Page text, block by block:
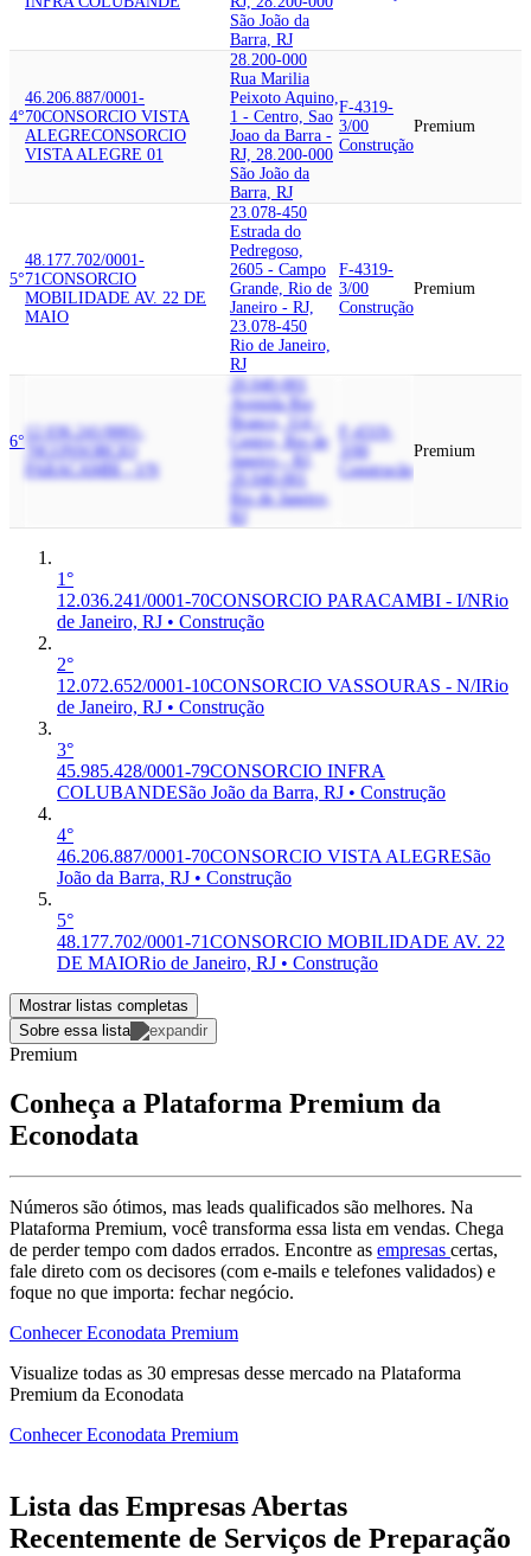
São João da
Barra, RJ
4°
46.206.887/0001-
70CONSORCIO VISTA
ALEGRECONSORCIO
VISTA ALEGRE 01
28.200-000
Rua Marilia
Peixoto Aquino,
1 - Centro, Sao
Joao da Barra -
RJ, 28.200-000
São João da
Barra, RJ
F-4319-
3/00
Construção
Premium
5°
48.177.702/0001-
71CONSORCIO
MOBILIDADE AV. 22 DE
MAIO
23.078-450
Estrada do
Pedregoso,
2605 - Campo
Grande, Rio de
Janeiro - RJ,
23.078-450
Rio de Janeiro,
RJ
F-4319-
3/00
Construção
Premium
6°
12.036.241/0001-
70 CONSORCIO
PARACAMBI - I/N
20.040-001
Avenida Rio
Branco, 114 -
Centro, Rio de
Janeiro - RJ,
20.040-001
Rio de Janeiro,
F-4319-
3/00
Construção
Premium
1°
12.036.241/0001-70CONSORCIO PARACAMBI - I/NRio
de Janeiro, RJ • Construção
2°
12.072.652/0001-10CONSORCIO VASSOURAS - N/IRio
de Janeiro, RJ • Construção
3°
45.985.428/0001-79CONSORCIO INFRA
COLUBANDESão João da Barra, RJ • Construção
4°
46.206.887/0001-70CONSORCIO VISTA ALEGRESão
João da Barra, RJ • Construção
5°
48.177.702/0001-71CONSORCIO MOBILIDADE AV. 22
DE MAIORio de Janeiro, RJ • Construção
Mostrar listas completas
Sobre essa lista
Premium
Conheça a Plataforma Premium da
Econodata
Números são ótimos, mas leads qualificados são melhores. Na
Plataforma Premium, você transforma essa lista em vendas. Chega
de perder tempo com dados errados. Encontre as empresas certas,
fale direto com os decisores (com e-mails e telefones validados) e
foque no que importa: fechar negócio.
Conhecer Econodata Premium
Visualize todas as 30 empresas desse mercado na Plataforma
Premium da Econodata
Conhecer Econodata Premium
Lista das Empresas Abertas
Recentemente de Serviços de Preparação